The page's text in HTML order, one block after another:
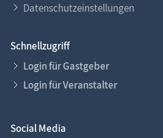
Datenschutzeinstellungen
Schnellzugriff
Login für Gastgeber
Login für Veranstalter
Social Media